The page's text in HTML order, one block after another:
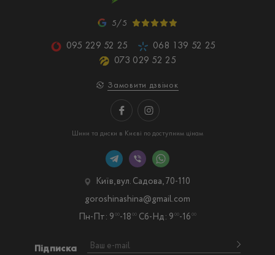
5/5
095 229 52 25
068 139 52 25
073 029 52 25
Замовити дзвінок
Шини та диски в Києві по доступним цінам
Підписка
Київ, вул. Садова, 70-110
Пн-Пт: 9 00-18 00 Сб-Нд: 9 00-16 00
goroshinashina@gmail.com